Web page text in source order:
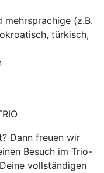
(z.B.
türkisch,
Dann freuen wir
Besuch im Trio-
vollständigen